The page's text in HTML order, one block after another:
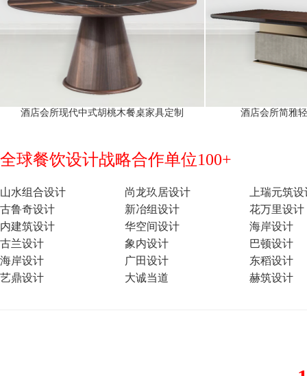
酒店会所现代中式胡桃木餐桌家具定制 酒店会所简雅
全球餐饮设计战略合作单位100+
山水组合设计 尚龙玖居设计
上瑞元筑
古鲁奇设计
新冶组设计
花万里设计
内建筑设计
华空间设计
海岸设计
古兰设计
象内设计
巴顿设计
海岸设计
广田设计
东稻设计
艺鼎设计
大诚当道 赫筑设计